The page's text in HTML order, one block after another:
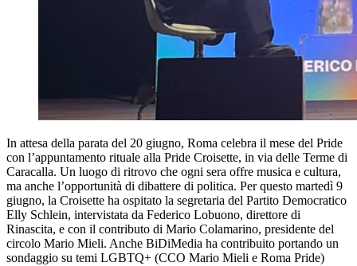
In attesa della parata del 20 giugno, Roma celebra il mese del Pride
con l’appuntamento rituale alla Pride Croisette, in via delle Terme di
Caracalla. Un luogo di ritrovo che ogni sera offre musica e cultura,
ma anche l’opportunità di dibattere di politica. Per questo martedì 9
giugno, la Croisette ha ospitato la segretaria del Partito Democratico
Elly Schlein, intervistata da Federico Lobuono, direttore di
Rinascita, e con il contributo di Mario Colamarino, presidente del
circolo Mario Mieli. Anche BiDiMedia ha contribuito portando un
sondaggio su temi LGBTQ+ (CCO Mario Mieli e Roma Pride)